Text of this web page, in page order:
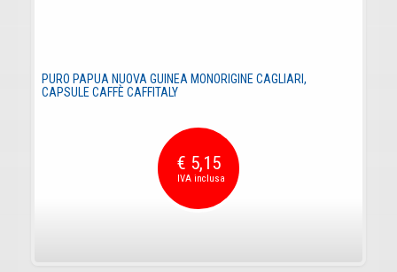
PURO PAPUA NUOVA GUINEA MONORIGINE CAGLIARI,
CAPSULE CAFFÈ CAFFITALY
€ 5,15